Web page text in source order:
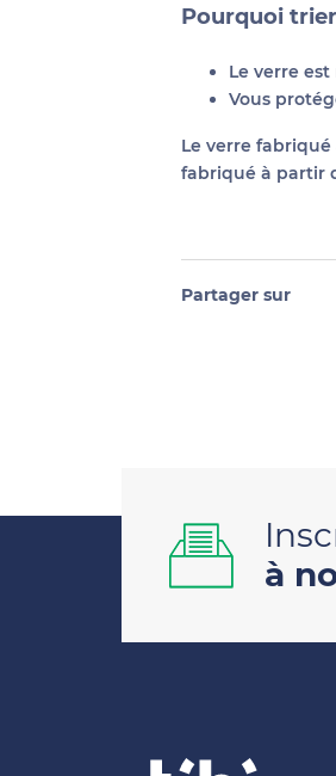
Pourquoi
Le verre
Vous
Le verre
fabriqué à partir
Partager sur
à